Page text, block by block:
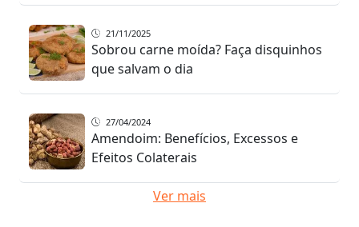
21/11/2025
Sobrou carne moída? Faça disquinhos
que salvam o dia
27/04/2024
Amendoim: Benefícios, Excessos e
Efeitos Colaterais
Ver mais